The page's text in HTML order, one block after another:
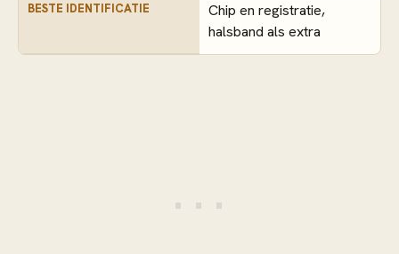
BESTE IDENTIFICATIE
Chip en registratie,
halsband als extra